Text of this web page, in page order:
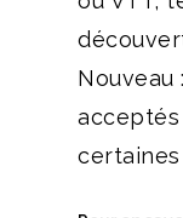
Nouveau